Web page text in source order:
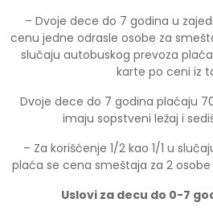
– Dvoje dece do 7 godina u
cenu jedne odrasle osobe za
slučaju autobuskog prevoza
karte po ceni iz
Dvoje dece do 7 godina plaćaju
imaju sopstveni ležaj i
– Za korišćenje 1/2 kao 1/1 u
plaća se cena smeštaja za 2
Uslovi za decu do 0-7